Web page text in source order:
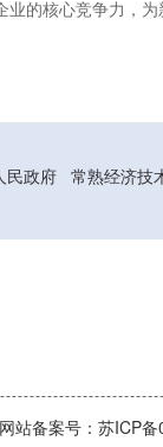
的核心竞争力，
民政府 常熟经济技
网站备案号：苏ICP